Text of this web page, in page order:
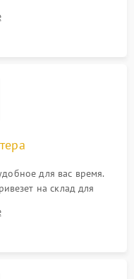
для вас время.
на склад для